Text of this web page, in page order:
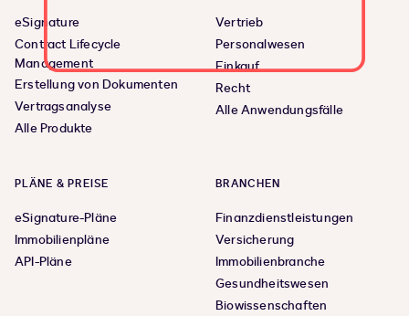
eSignature
Contract Lifecycle
Management
Erstellung von Dokumenten
Vertragsanalyse
Alle Produkte
Vertrieb
Personalwesen
Einkauf
Recht
Alle Anwendungsfälle
PLÄNE & PREISE
eSignature-Pläne
Immobilienpläne
API-Pläne
BRANCHEN
Finanzdienstleistungen
Versicherung
Immobilienbranche
Gesundheitswesen
Biowissenschaften